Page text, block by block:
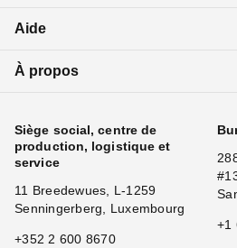
Aide
À propos
Siège social, centre de
production, logistique et
service
11 Breedewues, L-1259
Senningerberg, Luxembourg
+352 2 600 8670
+1